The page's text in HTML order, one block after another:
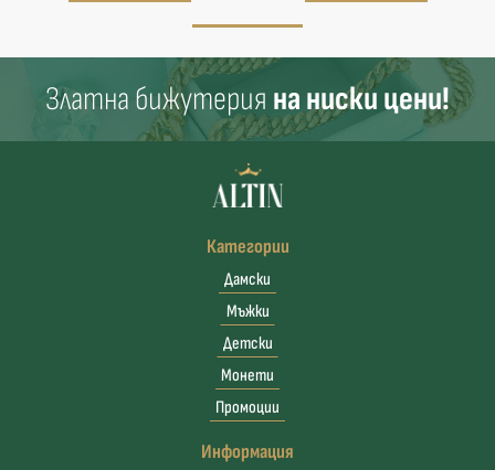
Златна бижутерия на ниски цени!
Категории
Дамски
Мъжки
Детски
Монети
Промоции
Информация